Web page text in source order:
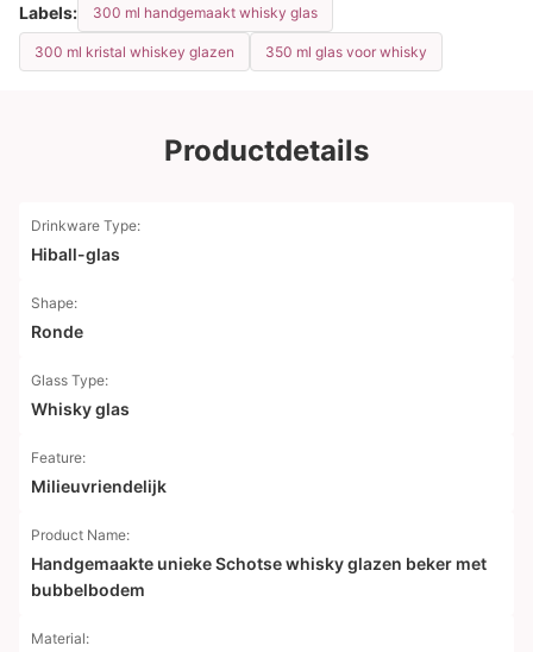
Labels: 300 ml handgemaakt whisky glas
300 ml kristal whiskey glazen 350 ml glas voor whisky
Productdetails
Drinkware Type:
Hiball-glas
Shape:
Ronde
Glass Type:
Whisky glas
Feature:
Milieuvriendelijk
Product Name:
Handgemaakte unieke Schotse whisky glazen beker met
bubbelbodem
Material: